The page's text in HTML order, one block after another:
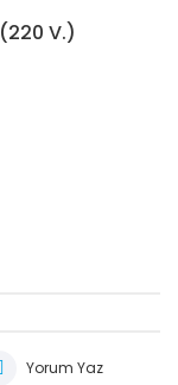
(220 V.)
Yorum Yaz